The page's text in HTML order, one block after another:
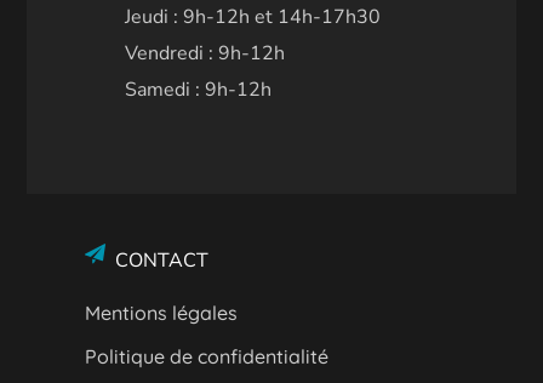
Jeudi : 9h-12h et 14h-17h30
Vendredi : 9h-12h
Samedi : 9h-12h
CONTACT
Mentions légales
Politique de confidentialité